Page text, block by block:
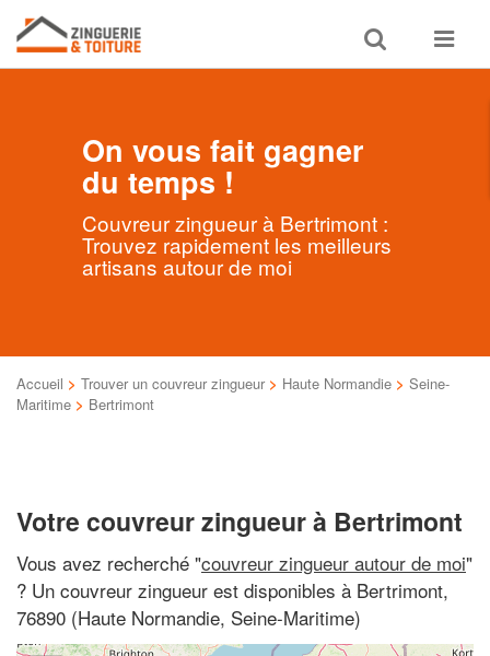
Toggle
search
Toggle
On vous fait gagner
du temps !
Couvreur zingueur à Bertrimont :
Trouvez rapidement les meilleurs
artisans autour de moi
Accueil > Trouver un couvreur zingueur > Haute Normandie > Seine-
Maritime > Bertrimont
Votre couvreur zingueur à Bertrimont
Vous avez recherché "couvreur zingueur autour de moi"
? Un couvreur zingueur est disponibles à Bertrimont,
76890 (Haute Normandie, Seine-Maritime)